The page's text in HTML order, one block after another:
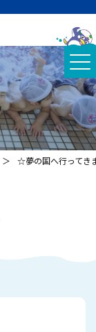
＞ ☆夢の国へ行ってき